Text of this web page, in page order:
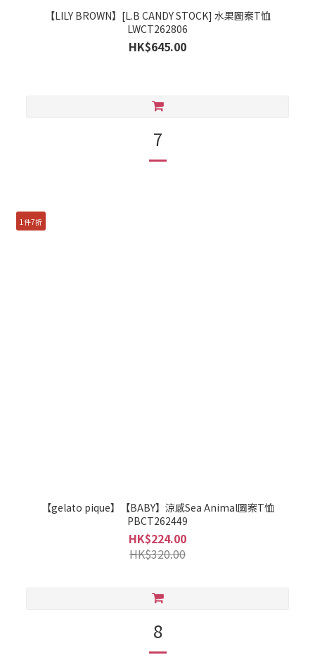
【LILY BROWN】[L.B CANDY STOCK] 水果圖案T恤
LWCT262806
HK$645.00
7
1件7折
【gelato pique】【BABY】涼感Sea Animal圖案T恤
PBCT262449
HK$224.00
HK$320.00
8